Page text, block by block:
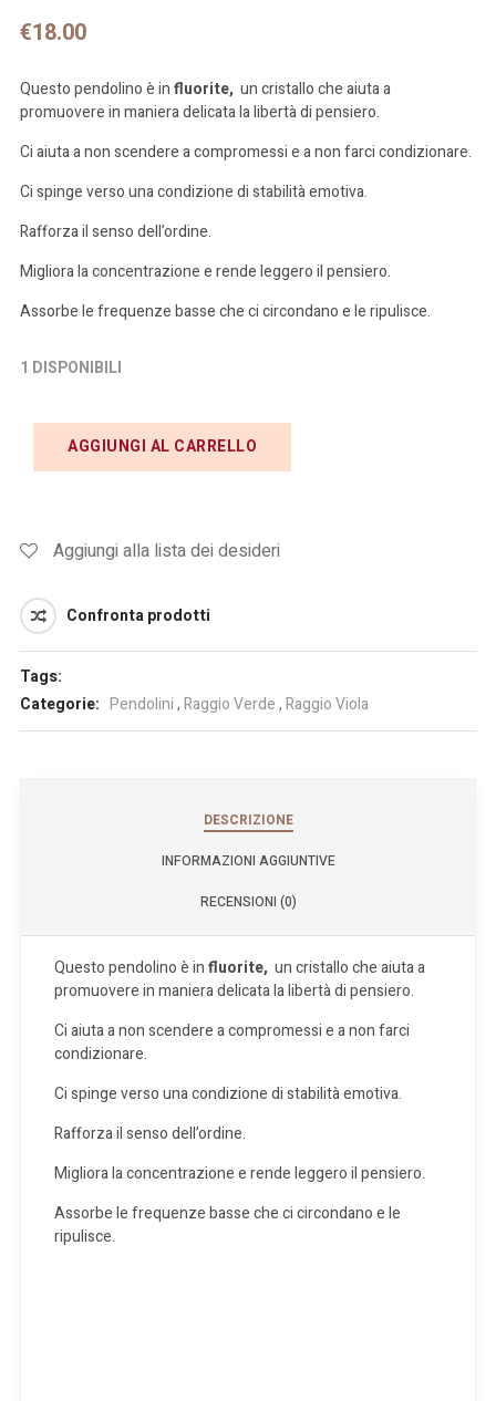
€18.00
Questo pendolino è influorite, un cristallo che aiuta a
promuovere in maniera delicata la libertà di pensiero.
Ci aiuta a non scendere a compromessi e a non farci condizionare.
Ci spinge verso una condizione di stabilità emotiva.
Rafforza il senso dell’ordine.
Migliora la concentrazione e rende leggero il pensiero.
Assorbe le frequenze basse che ci circondano e le ripulisce.
1 DISPONIBILI
AGGIUNGI AL CARRELLO
Aggiungi alla lista dei desideri
Confronta prodotti
Tags:
Categorie: Pendolini,Raggio Verde,Raggio Viola
DESCRIZIONE
INFORMAZIONI AGGIUNTIVE
RECENSIONI (0)
Questo pendolino è influorite, un cristallo che aiuta a
promuovere in maniera delicata la libertà di pensiero.
Ci aiuta a non scendere a compromessi e a non farci
condizionare.
Ci spinge verso una condizione di stabilità emotiva.
Rafforza il senso dell’ordine.
Migliora la concentrazione e rende leggero il pensiero.
Assorbe le frequenze basse che ci circondano e le
ripulisce.